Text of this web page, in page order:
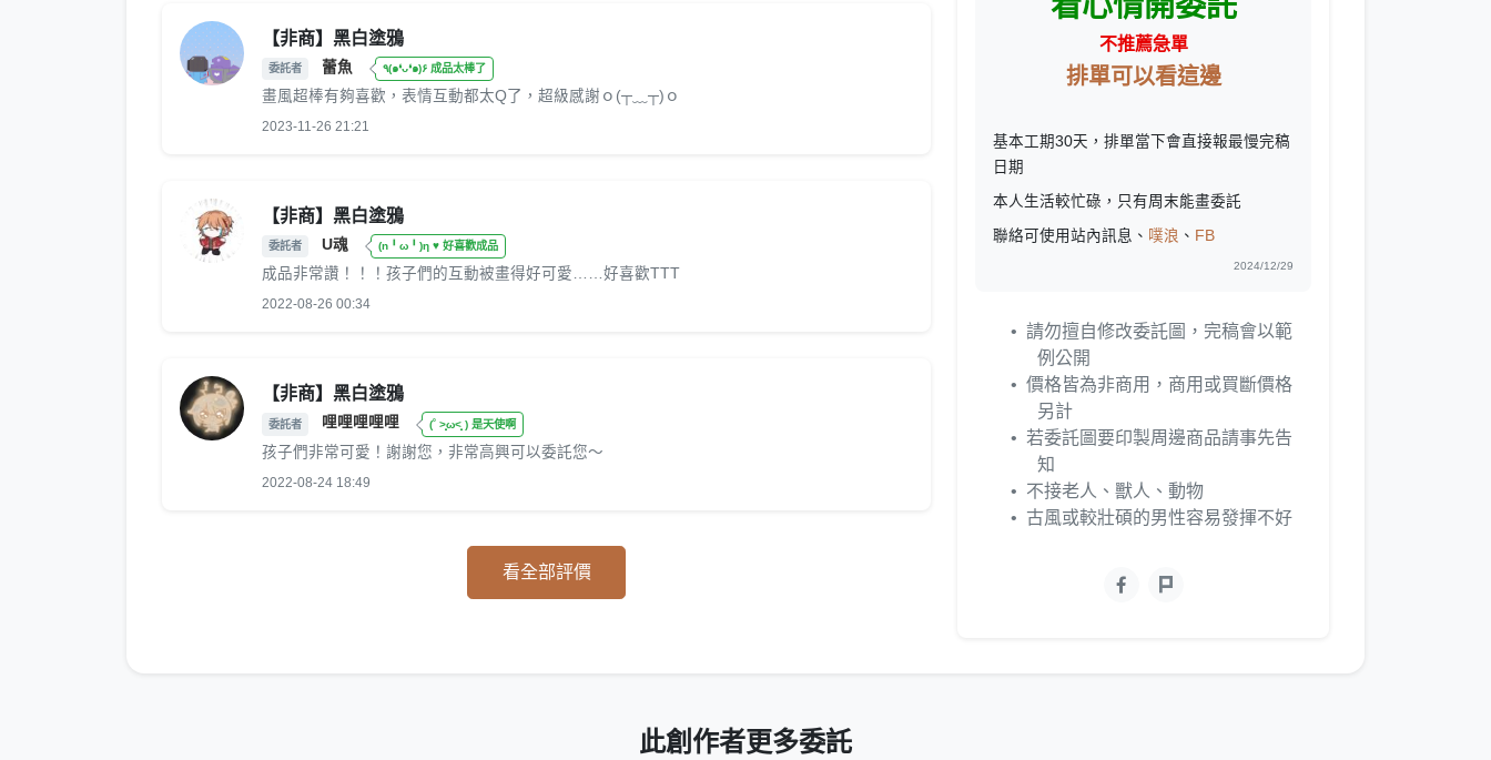
【非商】黑白塗鴉
委託者 蕾魚 ٩(๑❛ᴗ❛๑)۶ 成品太棒了
畫風超棒有夠喜歡，表情互動都太Q了，超級感謝ｏ(┬﹏┬)ｏ
2023-11-26 21:21
【非商】黑白塗鴉
委託者 U魂 (n╹ω╹)η ♥ 好喜歡成品
成品非常讚！！！孩子們的互動被畫得好可愛……好喜歡TTT
2022-08-26 00:34
【非商】黑白塗鴉
委託者 哩哩哩哩哩 (˚ ˃̣̣̥ω˂̣̣̥ ) 是天使啊
孩子們非常可愛！謝謝您，非常高興可以委託您～
2022-08-24 18:49
看全部評價
不推薦急單
排單可以看這邊
基本工期30天，排單當下會直接報最慢完稿
日期
本人生活較忙碌，只有周末能畫委託
聯絡可使用站內訊息、 噗浪 、 FB
2024/12/29
請勿擅自修改委託圖，完稿會以範
例公開
價格皆為非商用，商用或買斷價格
另計
若委託圖要印製周邊商品請事先告
知
不接老人、獸人、動物
古風或較壯碩的男性容易發揮不好
此創作者更多委託